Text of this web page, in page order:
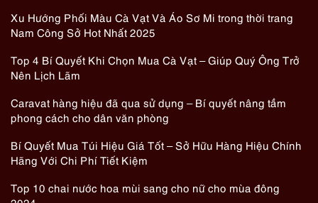
Xu Hướng Phối Màu Cà Vạt Và Áo Sơ Mi trong thời trang
Nam Công Sở Hot Nhất 2025
Top 4 Bí Quyết Khi Chọn Mua Cà Vạt – Giúp Quý Ông Trở
Nên Lịch Lãm
Caravat hàng hiệu đã qua sử dụng – Bí quyết nâng tầm
phong cách cho dân văn phòng
Bí Quyết Mua Túi Hiệu Giá Tốt – Sở Hữu Hàng Hiệu Chính
Hãng Với Chi Phí Tiết Kiệm
Top 10 chai nước hoa mùi sang cho nữ cho mùa đông